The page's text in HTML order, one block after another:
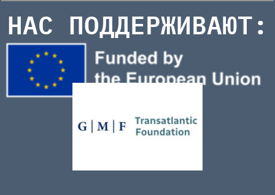
НАС ПОДДЕРЖИВАЮТ: